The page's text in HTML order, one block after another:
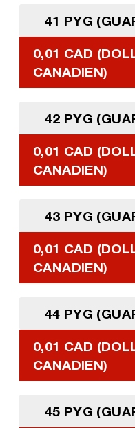
41 PYG
0,01 CAD
CANADIEN)
42 PYG
0,01 CAD
CANADIEN)
43 PYG
0,01 CAD
CANADIEN)
44 PYG
0,01 CAD
CANADIEN)
45 PYG